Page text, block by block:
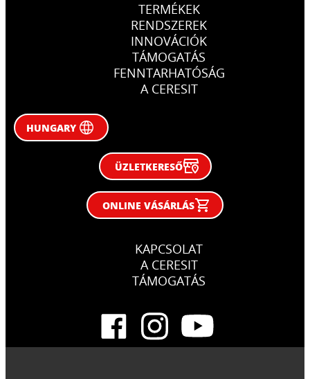
TERMÉKEK
RENDSZEREK
INNOVÁCIÓK
TÁMOGATÁS
FENNTARHATÓSÁG
A CERESIT
HUNGARY
ÜZLETKERESŐ
ONLINE VÁSÁRLÁS
KAPCSOLAT
A CERESIT
TÁMOGATÁS